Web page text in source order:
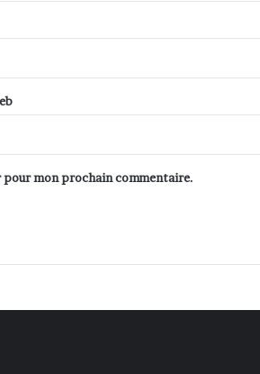
pour mon prochain commentaire.